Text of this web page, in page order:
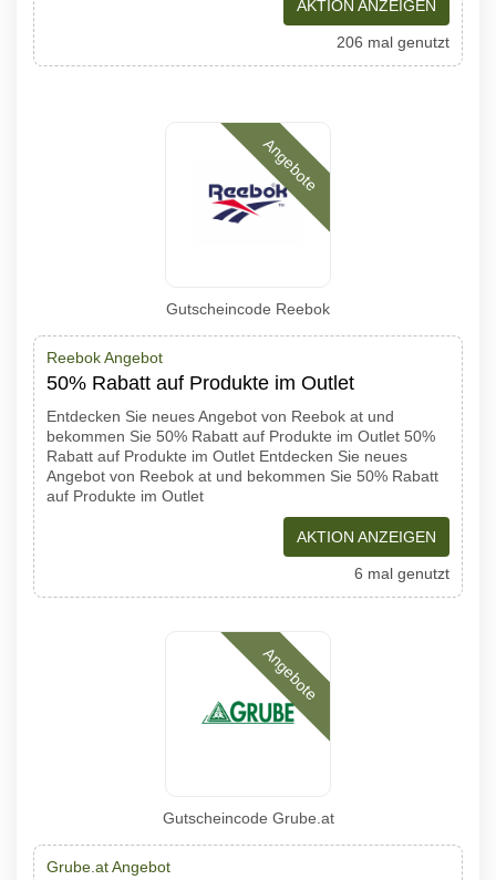
AKTION ANZEIGEN
206 mal genutzt
Angebote
Gutscheincode Reebok
Reebok Angebot
50% Rabatt auf Produkte im Outlet
Entdecken Sie neues Angebot von Reebok at und
bekommen Sie 50% Rabatt auf Produkte im Outlet 50%
Rabatt auf Produkte im Outlet Entdecken Sie neues
Angebot von Reebok at und bekommen Sie 50% Rabatt
auf Produkte im Outlet
AKTION ANZEIGEN
6 mal genutzt
Angebote
Gutscheincode Grube.at
Grube.at Angebot